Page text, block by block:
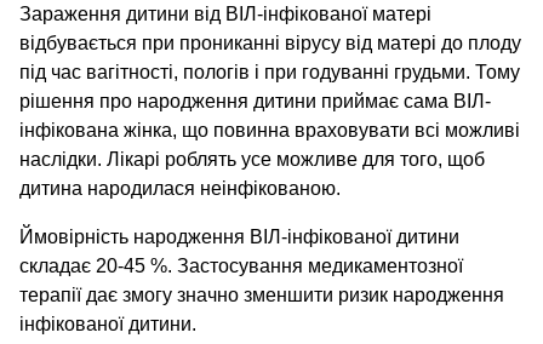
Зараження дитини від ВІЛ-інфікованої матері
відбувається при прониканні вірусу від матері до плоду
під час вагітності, пологів і при годуванні грудьми. Тому
рішення про народження дитини приймає сама ВІЛ-
інфікована жінка, що повинна враховувати всі можливі
наслідки. Лікарі роблять усе можливе для того, щоб
дитина народилася неінфікованою.
Ймовірність народження ВІЛ-інфікованої дитини
складає 20-45 %. Застосування медикаментозної
терапії дає змогу значно зменшити ризик народження
інфікованої дитини.